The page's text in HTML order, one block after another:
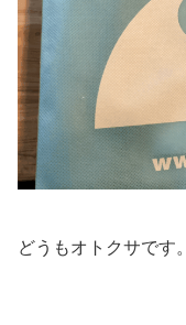
どうもオトクサです。